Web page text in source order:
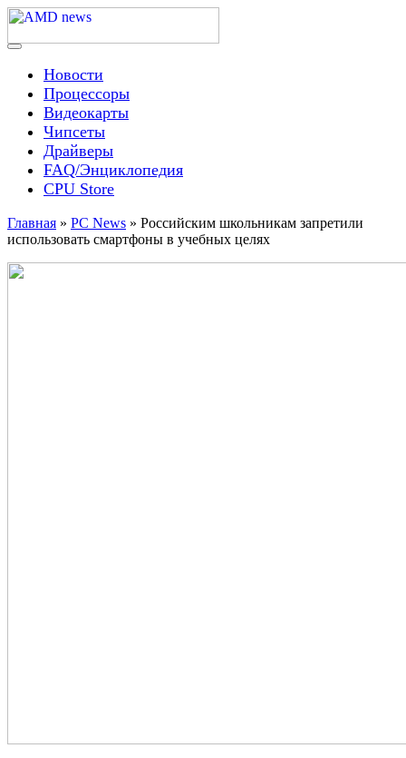
Skip
content
AMD news
Menu
Новости
Процессоры
Видеокарты
Чипсеты
Драйверы
FAQ/Энциклопедия
CPU Store
Главная » PC News » Российским школьникам запретили
использовать смартфоны в учебных целях